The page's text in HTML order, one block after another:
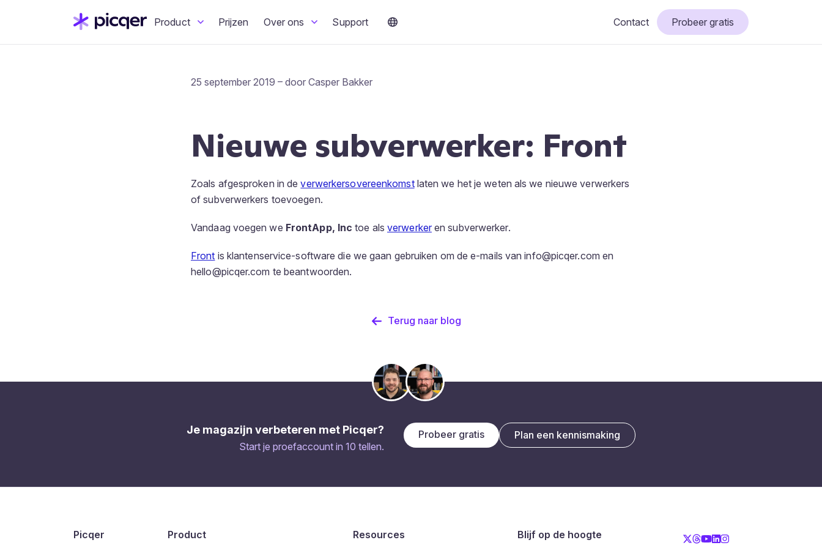
Product Prijzen Over ons Support Contact Probeer gratis
25 september 2019 – door Casper Bakker
Nieuwe subverwerker: Front
Zoals afgesproken in deverwerkersovereenkomstlaten we het je weten als we nieuwe verwerkers
of subverwerkers toevoegen.
Vandaag voegen we FrontApp, Inc toe alsverwerkeren subverwerker.
Front is klantenservice-software die we gaan gebruiken om de e-mails van info@picqer.com en
hello@picqer.com te beantwoorden.
Terug naar blog
Je magazijn verbeteren met Picqer?
Start je proefaccount in 10 tellen.
Probeer gratis Plan een kennismaking
Picqer
Product
Resources
Blijf op de hoogte